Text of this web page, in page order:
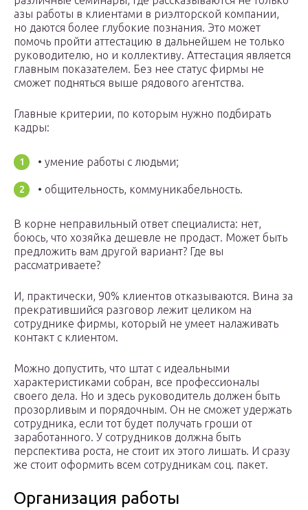
азы работы в клиентами в риэлторской компании,
но даются более глубокие познания. Это может
помочь пройти аттестацию в дальнейшем не только
руководителю, но и коллективу. Аттестация является
главным показателем. Без нее статус фирмы не
сможет подняться выше рядового агентства.
Главные критерии, по которым нужно подбирать
кадры:
• умение работы с людьми;
• общительность, коммуникабельность.
В корне неправильный ответ специалиста: нет,
боюсь, что хозяйка дешевле не продаст. Может быть
предложить вам другой вариант? Где вы
рассматриваете?
И, практически, 90% клиентов отказываются. Вина за
прекратившийся разговор лежит целиком на
сотруднике фирмы, который не умеет налаживать
контакт с клиентом.
Можно допустить, что штат с идеальными
характеристиками собран, все профессионалы
своего дела. Но и здесь руководитель должен быть
прозорливым и порядочным. Он не сможет удержать
сотрудника, если тот будет получать гроши от
заработанного. У сотрудников должна быть
перспектива роста, не стоит их этого лишать. И сразу
же стоит оформить всем сотрудникам соц. пакет.
Организация работы